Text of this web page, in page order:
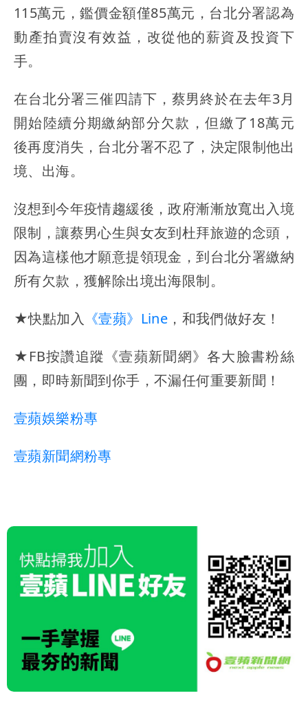
115萬元，鑑價金額僅85萬元，台北分署認為
動產拍賣沒有效益，改從他的薪資及投資下
手。
在台北分署三催四請下，蔡男終於在去年3月
開始陸續分期繳納部分欠款，但繳了18萬元
後再度消失，台北分署不忍了，決定限制他出
境、出海。
沒想到今年疫情趨緩後，政府漸漸放寬出入境
限制，讓蔡男心生與女友到杜拜旅遊的念頭，
因為這樣他才願意提領現金，到台北分署繳納
所有欠款，獲解除出境出海限制。
★快點加入 《壹蘋》Line ，和我們做好友！
★FB按讚追蹤《壹蘋新聞網》各大臉書粉絲
團，即時新聞到你手，不漏任何重要新聞！
壹蘋娛樂粉專
壹蘋新聞網粉專